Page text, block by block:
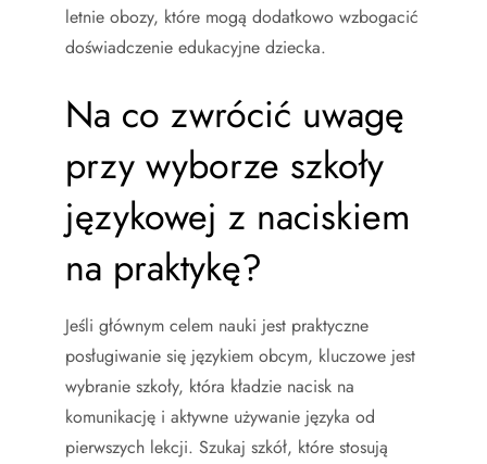
letnie obozy, które mogą dodatkowo wzbogacić
doświadczenie edukacyjne dziecka.
Na co zwrócić uwagę
przy wyborze szkoły
językowej z naciskiem
na praktykę?
Jeśli głównym celem nauki jest praktyczne
posługiwanie się językiem obcym, kluczowe jest
wybranie szkoły, która kładzie nacisk na
komunikację i aktywne używanie języka od
pierwszych lekcji. Szukaj szkół, które stosują